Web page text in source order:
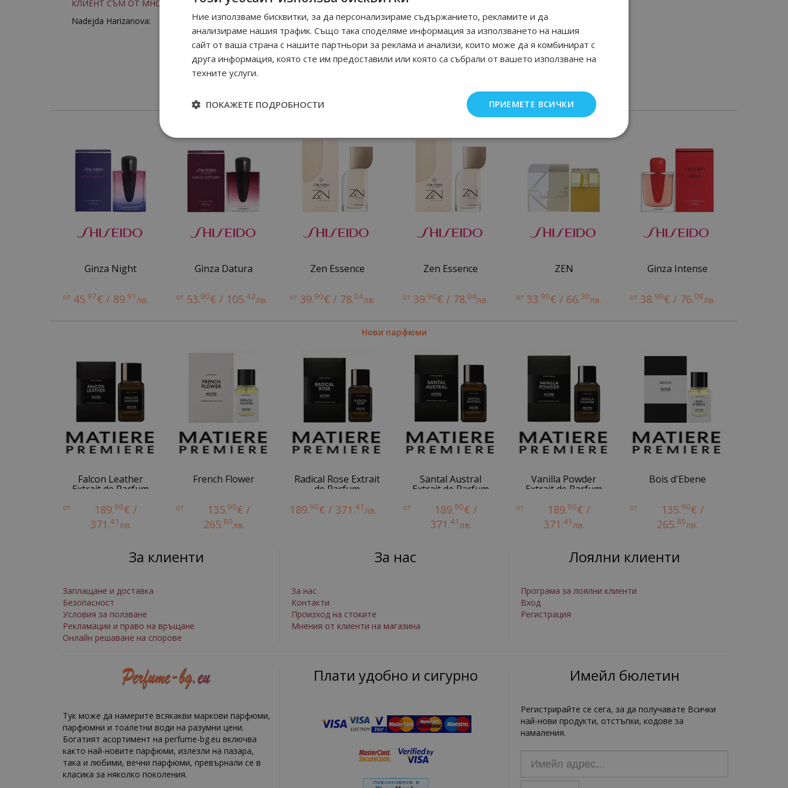
КЛИЕНТ СЪМ ОТ МНОГО ГОДИНИ
Nadejda Harizanova:
Ginza Night
от 45.97€ / 89.91лв.
Ginza Datura
от 53.90€ / 105.42лв.
Zen Essence
от 39.90€ / 78.04лв.
Zen Essence
от 39.90€ / 78.04лв.
ZEN
от 33.90€ / 66.30лв.
Ginza Intense
от 38.90€ / 76.08лв.
Нови парфюми
Falcon Leather
Extrait de Parfum
от 189.90€ /
371.41лв.
French Flower
от 135.90€ /
265.80лв.
Radical Rose Extrait
de Parfum
189.90€ / 371.41лв.
Santal Austral
Extrait de Parfum
от 189.90€ /
371.41лв.
Vanilla Powder
Extrait de Parfum
от 189.90€ /
371.41лв.
Bois d'Ebene
от 135.90€ /
265.80лв.
За клиенти
Заплащане и доставка
Безопасност
Условия за ползване
Рекламации и право на връщане
Онлайн решаване на спорове
За нас
За нас
Контакти
Произход на стоките
Мнения от клиенти на магазина
Лоялни клиенти
Програма за лоялни клиенти
Вход
Регистрация
Тук може да намерите всякакви маркови парфюми,
парфюмни и тоалетни води на разумни цени.
Богатият асортимент на perfume-bg.eu включва
както най-новите парфюми, излезли на пазара,
така и любими, вечни парфюми, превърнали се в
класика за няколко поколения.
Плати удобно и сигурно Имейл бюлетин
Регистрирайте се сега, за да получавате Всички
най-нови продукти, отстъпки, кодове за
намаления.
Ние използваме бисквитки, за да персонализираме съдържанието, рекламите и да
анализираме нашия трафик. Също така споделяме информация за използването на нашия
сайт от ваша страна с нашите партньори за реклама и анализи, които може да я комбинират с
друга информация, която сте им предоставили или която са събрали от вашето използване на
техните услуги.
ПРИЕМЕТЕ ВСИЧКИ
ПОКАЖЕТЕ ПОДРОБНОСТИ